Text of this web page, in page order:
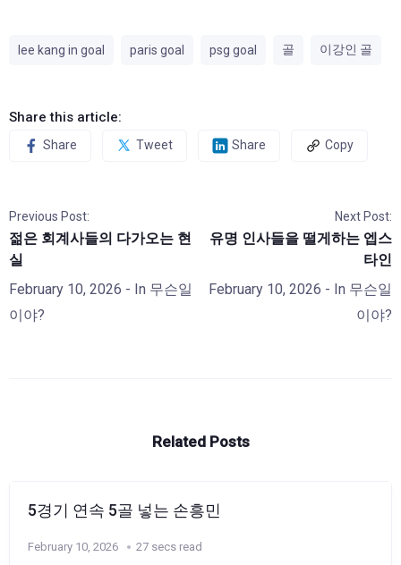
lee kang in goal paris goal psg goal 골 이강인 골
Share this article:
Share Tweet Share Copy
Previous Post:
젊은 회계사들의 다가오는 현
실
February 10, 2026 - In 무슨일
이야?
Next Post:
유명 인사들을 떨게하는 엡스
타인
February 10, 2026 - In 무슨일
이야?
Related Posts
5경기 연속 5골 넣는 손흥민
February 10, 2026 27 secs read